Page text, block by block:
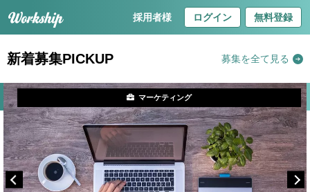
採用者様 ログイン 無料登録
新着募集PICKUP 募集を全て見る
マーケティング